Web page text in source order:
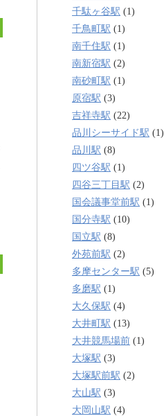
千駄ヶ谷駅 (1)
千鳥町駅 (1)
南千住駅 (1)
南新宿駅 (2)
南砂町駅 (1)
原宿駅 (3)
吉祥寺駅 (22)
品川シーサイド駅 (1)
品川駅 (8)
四ツ谷駅 (1)
四谷三丁目駅 (2)
国会議事堂前駅 (1)
国分寺駅 (10)
国立駅 (8)
外苑前駅 (2)
多摩センター駅 (5)
多磨駅 (1)
大久保駅 (4)
大井町駅 (13)
大井競馬場前 (1)
大塚駅 (3)
大塚駅前駅 (2)
大山駅 (3)
大岡山駅 (4)